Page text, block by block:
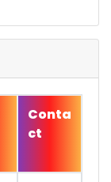
Conta
ct